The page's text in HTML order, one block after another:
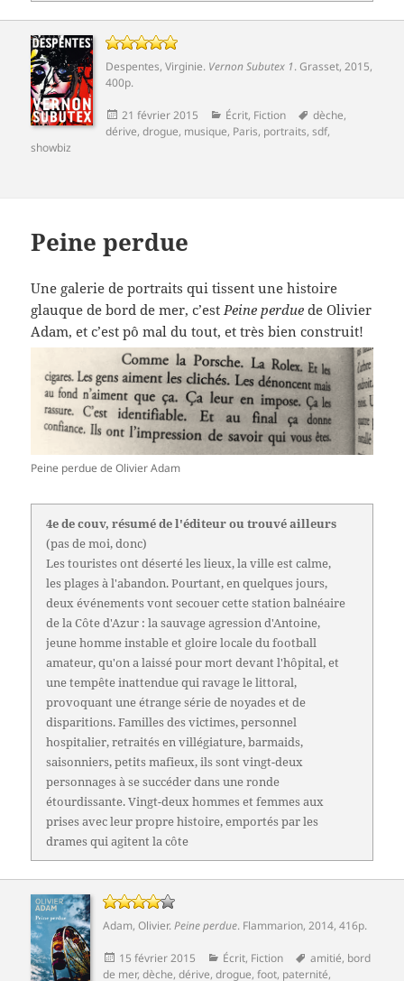
Despentes, Virginie. Vernon Subutex 1.Grasset, 2015,
400p.
Publié
le
21 février 2015 Catégories
Écrit, Fiction
Mots-
clés
dèche,
dérive,drogue, musique, Paris, portraits,sdf,
showbiz
Peine perdue
Une galerie de portraits qui tissent une histoire
glauque de bord de mer, c’estPeine perdue de Olivier
Adam, et c’est pô mal du tout, et très bien construit!
Peine perdue de Olivier Adam
4e de couv, résumé de l'éditeur ou trouvé ailleurs
(pas de moi, donc)
Les touristes ont déserté les lieux, la ville est calme,
les plages à l'abandon. Pourtant, en quelques jours,
deux événements vont secouer cette station balnéaire
de la Côte d'Azur : la sauvage agression d'Antoine,
jeune homme instable et gloire locale du football
amateur, qu'on a laissé pour mort devant l'hôpital, et
une tempête inattendue qui ravage le littoral,
provoquant une étrange série de noyades et de
disparitions. Familles des victimes, personnel
hospitalier, retraités en villégiature, barmaids,
saisonniers, petits mafieux, ils sont vingt-deux
personnages à se succéder dans une ronde
étourdissante. Vingt-deux hommes et femmes aux
prises avec leur propre histoire, emportés par les
drames qui agitent la côte
Adam, Olivier.Peine perdue. Flammarion, 2014, 416p.
Publié
le
15 février 2015 Catégories
Écrit, Fiction
Mots-
clés
amitié, bord
de mer,dèche,dérive,drogue,foot, paternité,